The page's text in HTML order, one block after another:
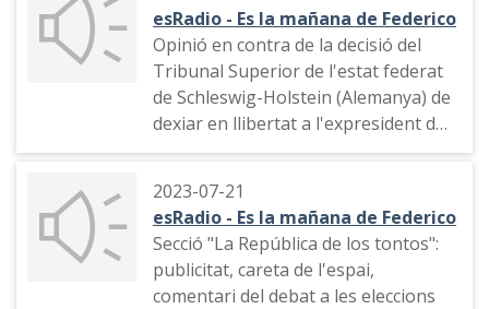
personalment a la taula de diàleg
entre els partits independentistes
catalans i el govern espanyol.
Declaracions de Pedro Sánchez i
Pablo Casado (Partido Popular).
Informació sobre els impostos de
l'electricitat. Pugenes entre la
direcció del Partido Popular i el
govern d'Isabel Díaz Ayuso a la
Comunidad de Madrid. Indicatiu del
programa.
esRadio - Es la mañana de Federico
Opinió en contra de la decisió del
Tribunal Superior de l'estat federat
de Schleswig-Holstein (Alemanya) de
dexiar en llibertat a l'expresident de
la Generalitat Carles Puigdemont i
mentre demana més informació
sobre l'acusació de malversació.
2023-07-21
esRadio - Es la mañana de Federico
Secció "La República de los tontos":
publicitat, careta de l'espai,
comentari del debat a les eleccions